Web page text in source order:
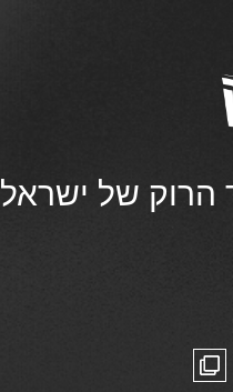
הרוק של ישראל